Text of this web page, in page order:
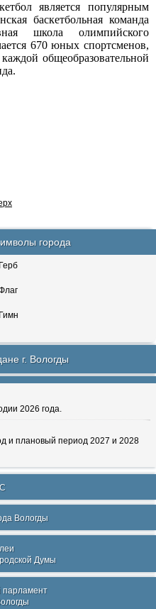
является популярным
баскетбольная команда
школа олимпийского
670 юных спортсменов,
общеобразовательной
города
Герб
Гимн
г. Вологды
2026 года.
и плановый период 2027 и 2028
Вологды
Думы